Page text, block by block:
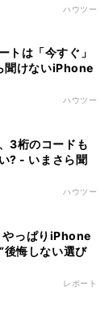
ハウツー
トは「今すぐ」
聞けないiPhone
ハウツー
3桁のコードも
? - いまさら聞
ハウツー
っぱりiPhone
悔しない選び
レポート